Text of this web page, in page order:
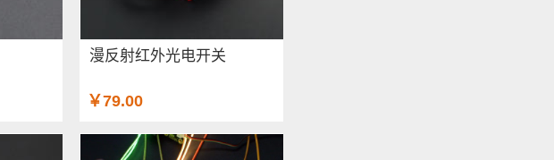
漫反射红外光电开关
￥79.00